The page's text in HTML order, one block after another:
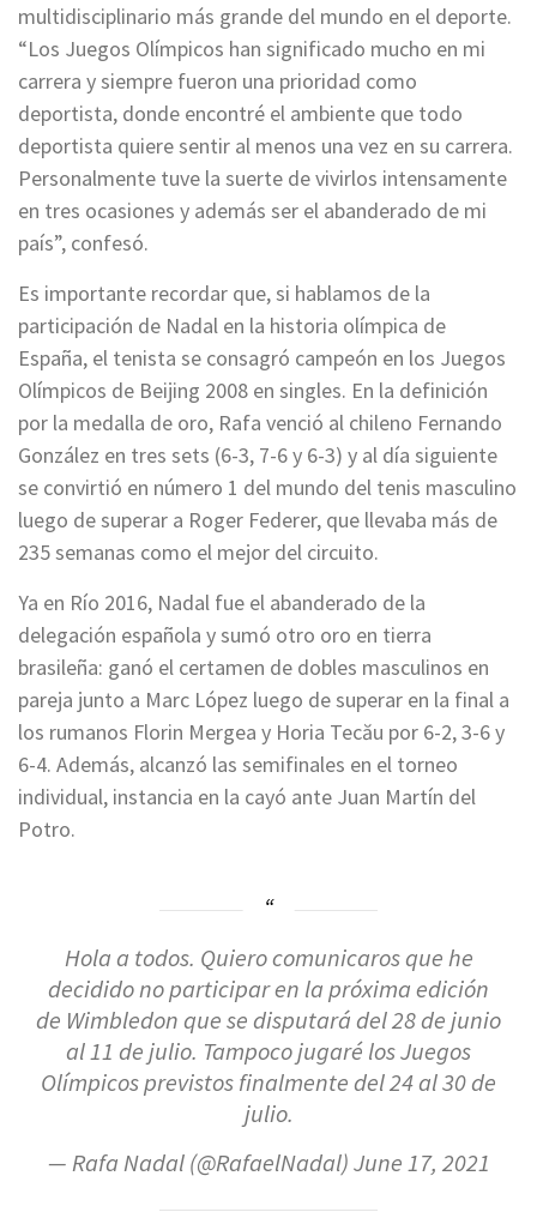
multidisciplinario más grande del mundo en el deporte.
“Los Juegos Olímpicos han significado mucho en mi
carrera y siempre fueron una prioridad como
deportista, donde encontré el ambiente que todo
deportista quiere sentir al menos una vez en su carrera.
Personalmente tuve la suerte de vivirlos intensamente
en tres ocasiones y además ser el abanderado de mi
país”, confesó.
Es importante recordar que, si hablamos de la
participación de Nadal en la historia olímpica de
España, el tenista se consagró campeón en los Juegos
Olímpicos de Beijing 2008 en singles. En la definición
por la medalla de oro, Rafa venció al chileno Fernando
González en tres sets (6-3, 7-6 y 6-3) y al día siguiente
se convirtió en número 1 del mundo del tenis masculino
luego de superar a Roger Federer, que llevaba más de
235 semanas como el mejor del circuito.
Ya en Río 2016, Nadal fue el abanderado de la
delegación española y sumó otro oro en tierra
brasileña: ganó el certamen de dobles masculinos en
pareja junto a Marc López luego de superar en la final a
los rumanos Florin Mergea y Horia Tecău por 6-2, 3-6 y
6-4. Además, alcanzó las semifinales en el torneo
individual, instancia en la cayó ante Juan Martín del
Potro.
Hola a todos. Quiero comunicaros que he
decidido no participar en la próxima edición
de Wimbledon que se disputará del 28 de junio
al 11 de julio. Tampoco jugaré los Juegos
Olímpicos previstos finalmente del 24 al 30 de
julio.
— Rafa Nadal (@RafaelNadal)June 17, 2021